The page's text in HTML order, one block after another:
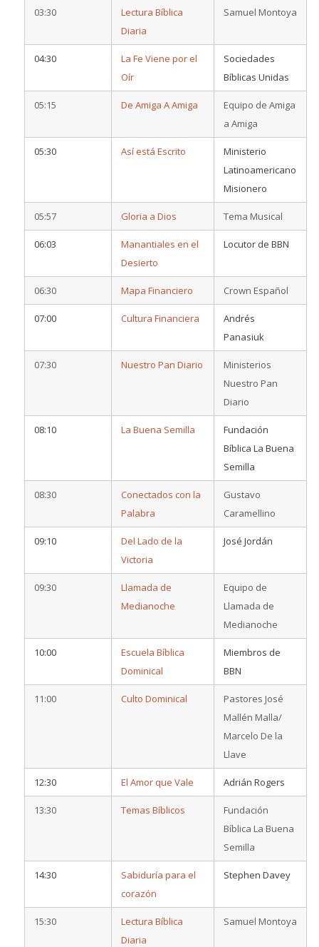
03:30
Lectura Bíblica
Diaria
Samuel Montoya
04:30
La Fe Viene por el
Oír
Sociedades
Bíblicas Unidas
05:15 De Amiga A Amiga
Equipo de Amiga
a Amiga
05:30 Así está Escrito
Ministerio
Latinoamericano
Misionero
05:57 Gloria a Dios Tema Musical
06:03
Manantiales en el
Desierto
Locutor de BBN
06:30 Mapa Financiero Crown Español
07:00 Cultura Financiera
Andrés
Panasiuk
07:30 Nuestro Pan Diario
Ministerios
Nuestro Pan
Diario
08:10 La Buena Semilla
Fundación
Bíblica La Buena
Semilla
08:30
Conectados con la
Palabra
Gustavo
Caramellino
09:10
Del Lado de la
Victoria
José Jordán
09:30
Llamada de
Medianoche
Equipo de
Llamada de
Medianoche
10:00
Escuela Bíblica
Dominical
Miembros de
BBN
11:00 Culto Dominical
Pastores José
Mallén Malla/
Marcelo De la
Llave
12:30 El Amor que Vale Adrián Rogers
13:30 Temas Bíblicos
Fundación
Bíblica La Buena
Semilla
14:30
Sabiduría para el
corazón
Stephen Davey
15:30
Lectura Bíblica
Diaria
Samuel Montoya